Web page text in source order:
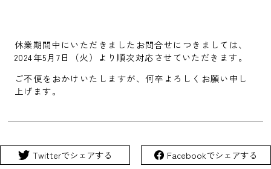
休業期間中にいただきましたお問合せにつきましては、
2024年5月7日（火）より順次対応させていただきます。
ご不便をおかけいたしますが、何卒よろしくお願い申し
上げます。
Twitterでシェアする Facebookでシェアする